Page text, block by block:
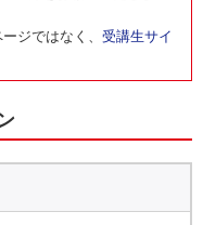
ジではなく、 受講生サイ